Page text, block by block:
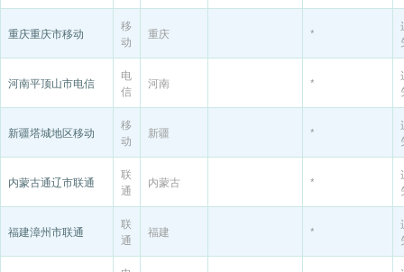
重庆重庆市移动
移
动
重庆 *
河南平顶山市电信
电
信
河南 *
新疆塔城地区移动
移
动
新疆 *
内蒙古通辽市联通
联
通
内蒙古 *
福建漳州市联通
联
通
福建 *